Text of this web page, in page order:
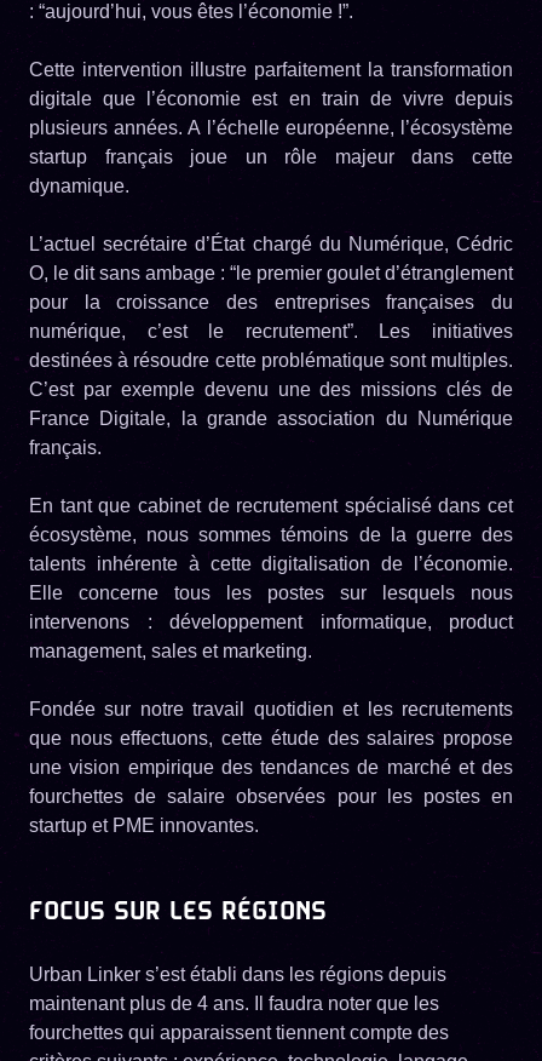
: “aujourd’hui, vous êtes l’économie !”.
Cette intervention illustre parfaitement la transformation
digitale que l’économie est en train de vivre depuis
plusieurs années. A l’échelle européenne, l’écosystème
startup français joue un rôle majeur dans cette
dynamique.
L’actuel secrétaire d’État chargé du Numérique, Cédric
O, le dit sans ambage : “le premier goulet d’étranglement
pour la croissance des entreprises françaises du
numérique, c’est le recrutement”. Les initiatives
destinées à résoudre cette problématique sont multiples.
C’est par exemple devenu une des missions clés de
France Digitale, la grande association du Numérique
français.
En tant que cabinet de recrutement spécialisé dans cet
écosystème, nous sommes témoins de la guerre des
talents inhérente à cette digitalisation de l’économie.
Elle concerne tous les postes sur lesquels nous
intervenons : développement informatique, product
management, sales et marketing.
Fondée sur notre travail quotidien et les recrutements
que nous effectuons, cette étude des salaires propose
une vision empirique des tendances de marché et des
fourchettes de salaire observées pour les postes en
startup et PME innovantes.
FOCUS SUR LES RÉGIONS
Urban Linker s’est établi dans les régions depuis
maintenant plus de 4 ans. Il faudra noter que les
fourchettes qui apparaissent tiennent compte des